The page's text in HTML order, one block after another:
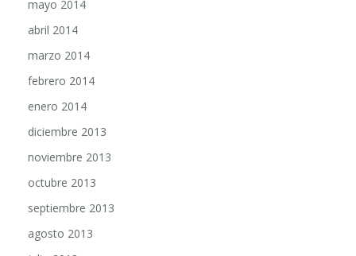
abril 2014
marzo 2014
febrero 2014
enero 2014
diciembre 2013
noviembre 2013
octubre 2013
septiembre 2013
agosto 2013
julio 2013